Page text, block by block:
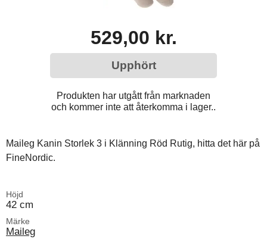
529,00 kr.
Upphört
Produkten har utgått från marknaden
och kommer inte att återkomma i lager..
Maileg Kanin Storlek 3 i Klänning Röd Rutig, hitta det här på
FineNordic.
Höjd
42 cm
Märke
Maileg